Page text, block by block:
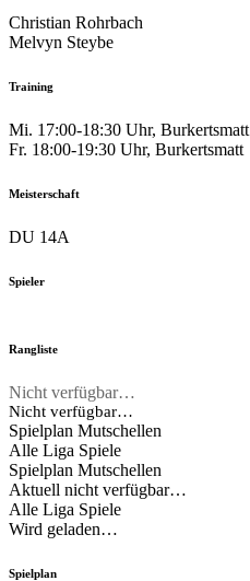
Christian Rohrbach
Melvyn Steybe
Training
Mi. 17:00-18:30 Uhr, Burkertsmatt
Fr. 18:00-19:30 Uhr, Burkertsmatt
Meisterschaft
DU 14A
Spieler
Rangliste
Nicht verfügbar…
Nicht verfügbar…
Spielplan Mutschellen
Alle Liga Spiele
Spielplan Mutschellen
Aktuell nicht verfügbar…
Alle Liga Spiele
Wird geladen…
Spielplan